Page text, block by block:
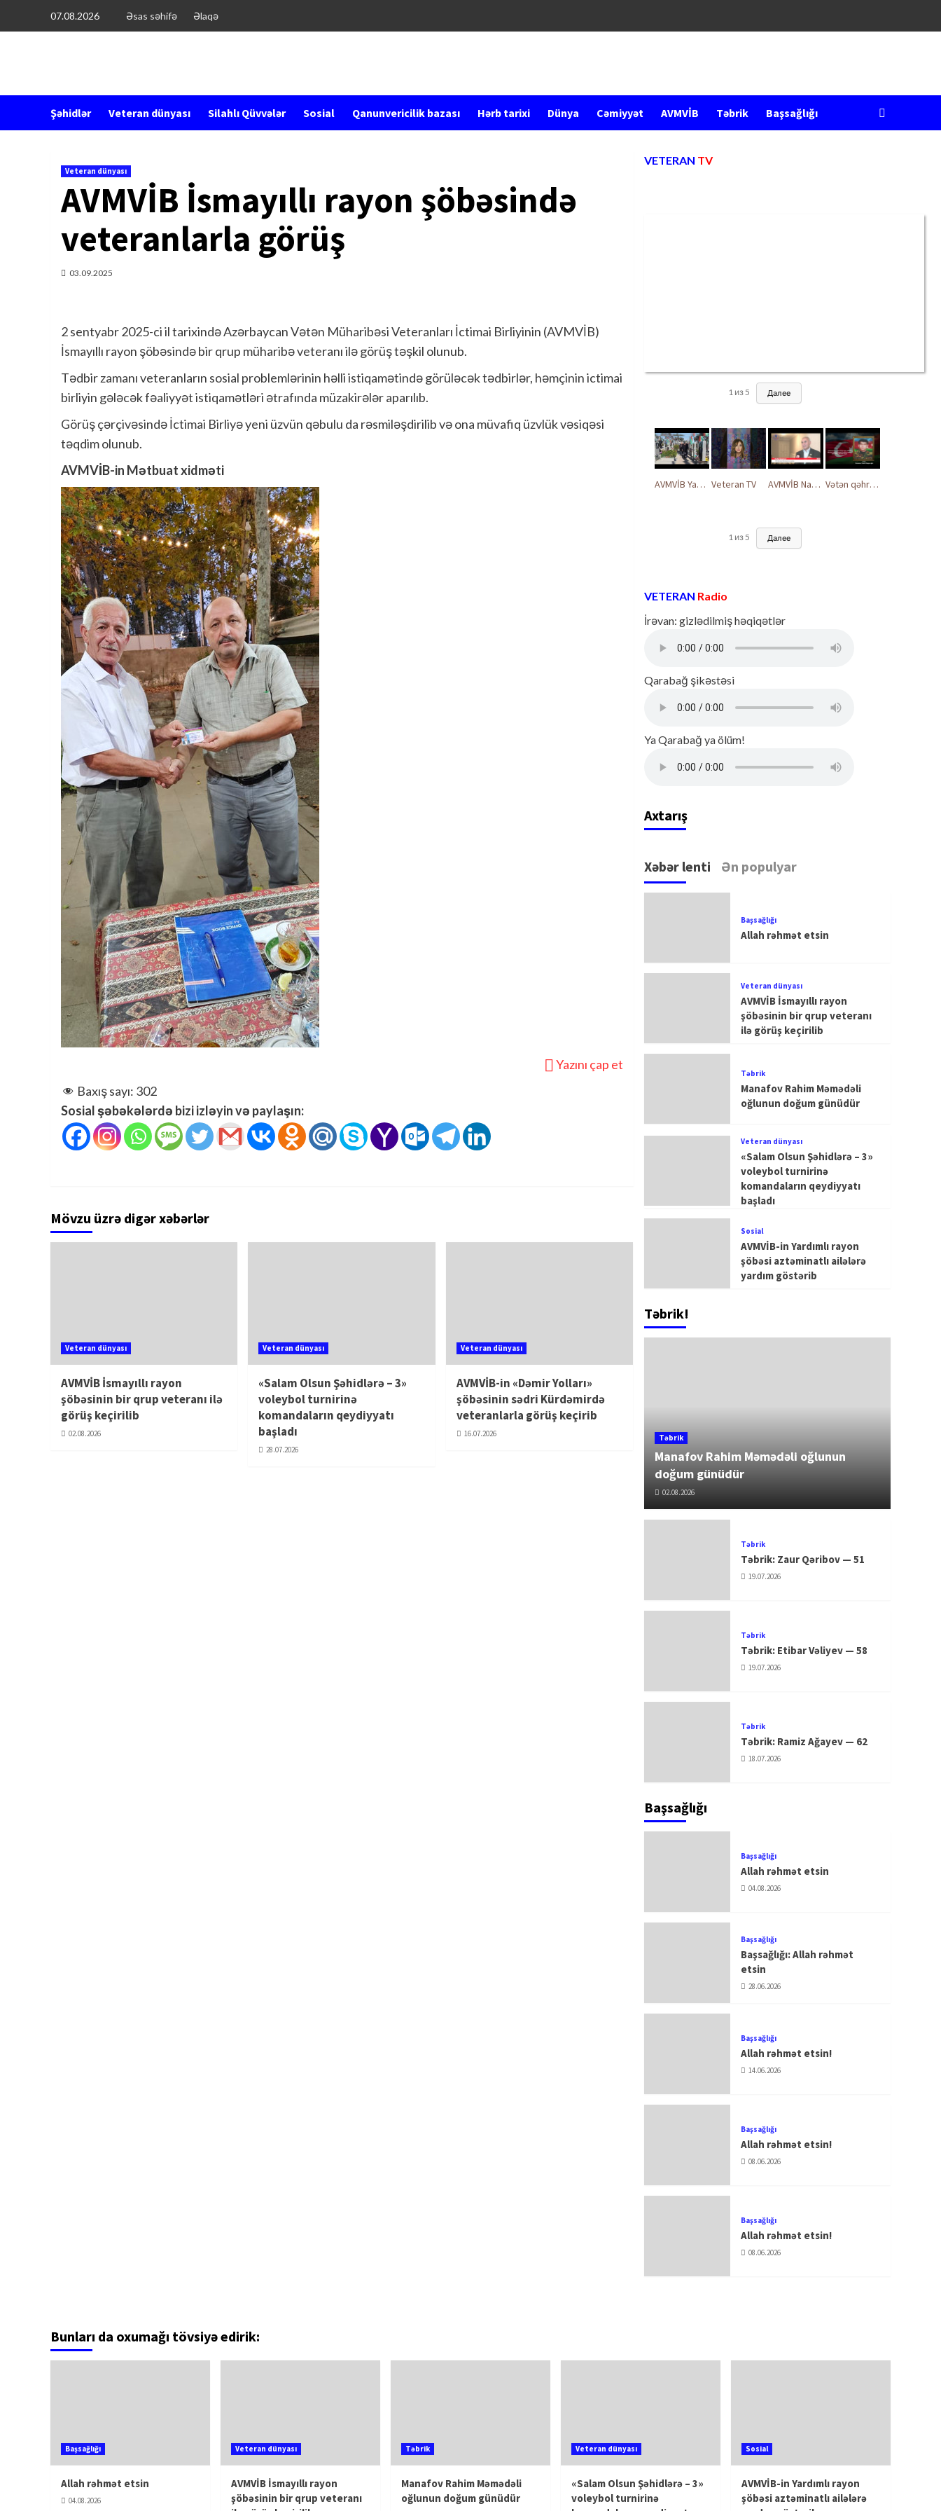
07.08.2026 Əsas səhifə Əlaqə
Şəhidlər Veteran dünyası Silahlı Qüvvələr Sosial Qanunvericilik bazası Hərb tarixi Dünya Cəmiyyət AVMVİB Təbrik Başsağlığı
Veteran dünyası
AVMVİB İsmayıllı rayon şöbəsində
veteranlarla görüş
03.09.2025
2 sentyabr 2025-ci il tarixində Azərbaycan Vətən Müharibəsi Veteranları İctimai Birliyinin (AVMVİB)
İsmayıllı rayon şöbəsində bir qrup müharibə veteranı ilə görüş təşkil olunub.
Tədbir zamanı veteranların sosial problemlərinin həlli istiqamətində görüləcək tədbirlər, həmçinin ictimai
birliyin gələcək fəaliyyət istiqamətləri ətrafında müzakirələr aparılıb.
Görüş çərçivəsində İctimai Birliyə yeni üzvün qəbulu da rəsmiləşdirilib və ona müvafiq üzvlük vəsiqəsi
təqdim olunub.
AVMVİB-in Mətbuat xidməti
Yazını çap et
Baxış sayı: 302
Sosial şəbəkələrdə bizi izləyin və paylaşın:
Mövzu üzrə digər xəbərlər
Veteran dünyası
AVMVİB İsmayıllı rayon
şöbəsinin bir qrup veteranı ilə
görüş keçirilib
02.08.2026
Veteran dünyası
«Salam Olsun Şəhidlərə – 3»
voleybol turnirinə
komandaların qeydiyyatı
başladı
28.07.2026
Veteran dünyası
AVMVİB-in «Dəmir Yolları»
şöbəsinin sədri Kürdəmirdə
veteranlarla görüş keçirib
16.07.2026
VETERAN TV
1 из5 Далее
AVMVİB Yasamal rayon şöbəsinin kollektivi Şəhidlər Xiyabanında Veteran TV AVMVİB Naxçıvan MR təşkilatı şəhidlərimizin xatirəsinə həsr olunmuş tədbir keçirdi Vətən qəhrəmanları ilə ucalır
1 из 5 Далее
VETERAN Radio
İrəvan: gizlədilmiş həqiqətlər
Qarabağ şikəstəsi
Ya Qarabağ ya ölüm!
Axtarış
Xəbər lenti Ən populyar
Başsağlığı
Allah rəhmət etsin
Veteran dünyası
AVMVİB İsmayıllı rayon
şöbəsinin bir qrup veteranı
ilə görüş keçirilib
Təbrik
Manafov Rahim Məmədəli
oğlunun doğum günüdür
Veteran dünyası
«Salam Olsun Şəhidlərə – 3»
voleybol turnirinə
komandaların qeydiyyatı
başladı
Sosial
AVMVİB-in Yardımlı rayon
şöbəsi aztəminatlı ailələrə
yardım göstərib
Təbrik!
Təbrik
Manafov Rahim Məmədəli oğlunun
doğum günüdür
02.08.2026
Təbrik
Təbrik: Zaur Qəribov — 51
19.07.2026
Təbrik
Təbrik: Etibar Vəliyev — 58
19.07.2026
Təbrik
Təbrik: Ramiz Ağayev — 62
18.07.2026
Başsağlığı
Başsağlığı
Allah rəhmət etsin
04.08.2026
Başsağlığı
Başsağlığı: Allah rəhmət
etsin
28.06.2026
Başsağlığı
Allah rəhmət etsin!
14.06.2026
Başsağlığı
Allah rəhmət etsin!
08.06.2026
Başsağlığı
Allah rəhmət etsin!
08.06.2026
Bunları da oxumağı tövsiyə edirik:
Başsağlığı
Allah rəhmət etsin
04.08.2026
Veteran dünyası
AVMVİB İsmayıllı rayon
şöbəsinin bir qrup veteranı
Təbrik
Manafov Rahim Məmədəli
oğlunun doğum günüdür
Veteran dünyası
«Salam Olsun Şəhidlərə – 3»
voleybol turnirinə
Sosial
AVMVİB-in Yardımlı rayon
şöbəsi aztəminatlı ailələrə